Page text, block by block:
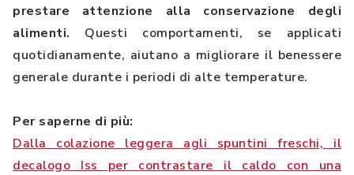
prestare attenzione alla conservazione degli
alimenti. Questi comportamenti, se applicati
quotidianamente, aiutano a migliorare il benessere
generale durante i periodi di alte temperature.
Per saperne di più:
Dalla colazione leggera agli spuntini freschi, il
decalogo Iss per contrastare il caldo con una